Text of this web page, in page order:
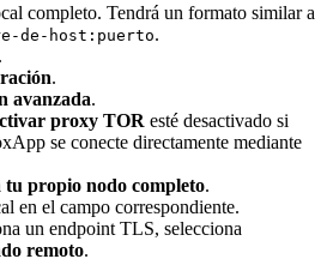
completo. Tendrá un formato similar a
de-host:puerto.
.
avanzada.
proxy TOR esté desactivado si
se conecte directamente mediante
tu propio nodo completo.
en el campo correspondiente.
un endpoint TLS, selecciona
remoto.